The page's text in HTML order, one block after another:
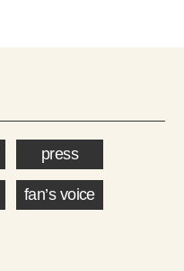
press
fan’s voice